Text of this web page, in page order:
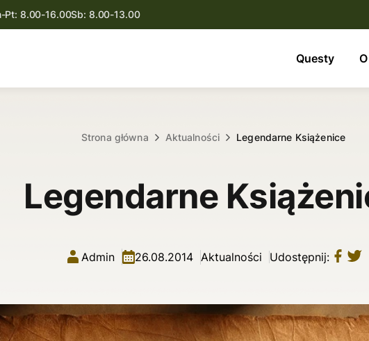
Pt: 8.00-16.00Sb: 8.00-13.00
Questy
O nas
Kontakt
Strona główna Aktualności Legendarne Książenice
Legendarne
Admin 26.08.2014 Aktualności Udostępnij: